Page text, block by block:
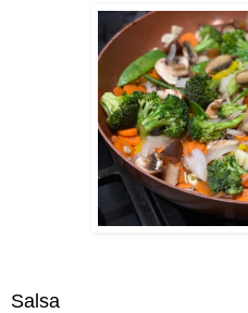
Salsa